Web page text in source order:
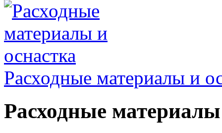
Расходные материалы и
Расходные